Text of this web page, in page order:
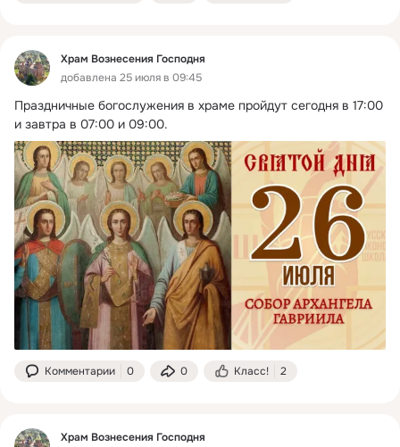
Храм Вознесения Господня
добавлена 25 июля в 09:45
Праздничные богослужения в храме пройдут сегодня в 17:00
и завтра в 07:00 и 09:00.
Комментарии 0 0 Класс! 2
Храм Вознесения Господня